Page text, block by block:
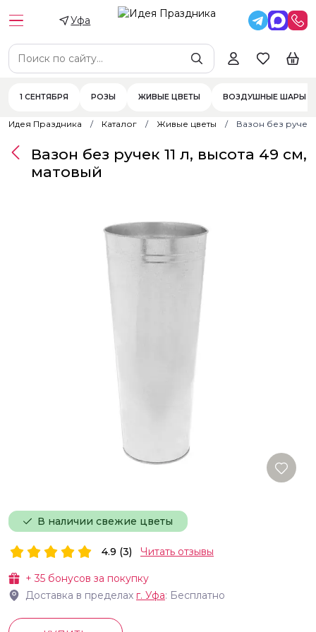
Уфа
1 СЕНТЯБРЯ РОЗЫ ЖИВЫЕ ЦВЕТЫ ВОЗДУШНЫЕ ШАРЫ
Идея Праздника Каталог Живые цветы Вазон без ручек
В наличии свежие цветы
Вазон без ручек 11 л, высота 49 см,
матовый
+35 бонусов за покупку
Доставка в пределах г. Уфа: Бесплатно
4.9 (3) Читать отзывы